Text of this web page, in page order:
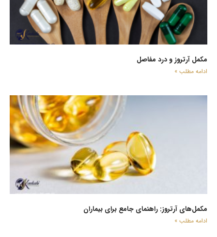
مکمل‌ آرتروز و درد مفاصل
ادامه مطلب »
مکمل‌های آرتروز: راهنمای جامع برای بیماران
ادامه مطلب »